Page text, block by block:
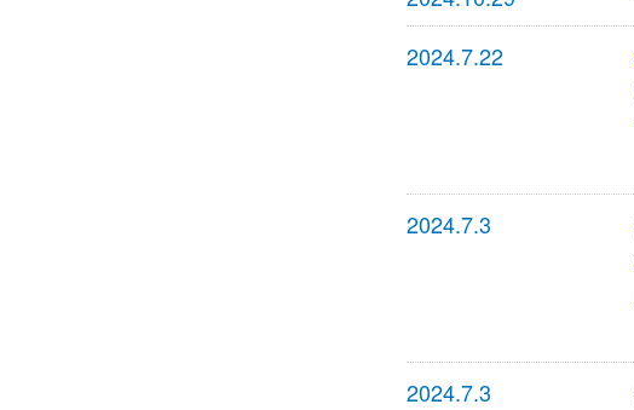
2024.7.22
2024.7.3
2024.7.3